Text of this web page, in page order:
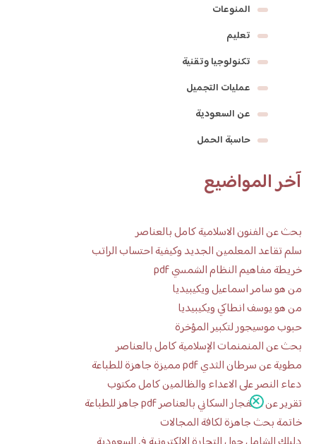
المنوعات
تعليم
تكنولوجيا وتقنية
عمليات التجميل
عن السعودية
حاسبة الحمل
آخر المواضيع
بحث عن الفنون الاسلامية كامل بالعناصر
سلم تقاعد المعلمين الجديد وكيفية احتساب الراتب
خريطة مفاهيم النظام الشمسي pdf
من هو سامر اسماعيل ويكيبيديا
من هو يوسف انطاكي ويكيبيديا
حبوب موسيجور لتكبير المؤخرة
بحث عن المنمنمات الإسلامية كامل بالعناصر
مطوية عن سرطان الثدي pdf مميزة جاهزة للطباعة
دعاء النصر على الاعداء والظالمين كامل مكتوب
تقرير عن الانفجار السكاني بالعناصر pdf جاهز للطباعة
خاتمة بحث جاهزة لكافة المجالات